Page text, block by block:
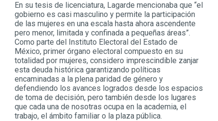
En su tesis de licenciatura, Lagarde mencionaba que “el
gobierno es casi masculino y permite la participación
de las mujeres en una escala hasta ahora ascendente
pero menor, limitada y confinada a pequeñas áreas”.
Como parte del Instituto Electoral del Estado de
México, primer órgano electoral compuesto en su
totalidad por mujeres, considero imprescindible zanjar
esta deuda histórica garantizando políticas
encaminadas a la plena paridad de género y
defendiendo los avances logrados desde los espacios
de toma de decisión, pero también desde los lugares
que cada una de nosotras ocupa en la academia, el
trabajo, el ámbito familiar o la plaza pública.